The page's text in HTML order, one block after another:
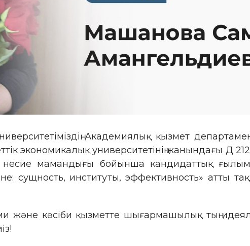
Академиялық қызмет
экономикалық университетінің жанындағы Д
мамандығы бойынша кандидаттық
сущность, институты, эффективность» атты
кәсіби қызметте шығармашылық тың